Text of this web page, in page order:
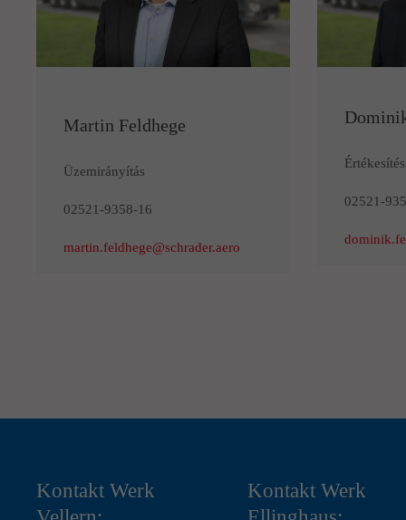
Martin Feldhege
Üzemirányítás
02521-9358-16
martin.feldhege@schrader.aero
Értékesítés
02521-
Kontakt Werk
Kontakt Werk